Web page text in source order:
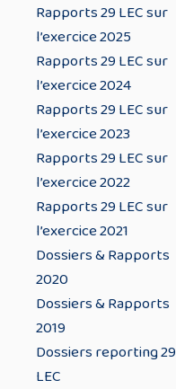
Rapports 29 LEC sur
l’exercice 2025
Rapports 29 LEC sur
l’exercice 2024
Rapports 29 LEC sur
l’exercice 2023
Rapports 29 LEC sur
l’exercice 2022
Rapports 29 LEC sur
l’exercice 2021
Dossiers & Rapports
2020
Dossiers & Rapports
2019
Dossiers reporting 29
LEC